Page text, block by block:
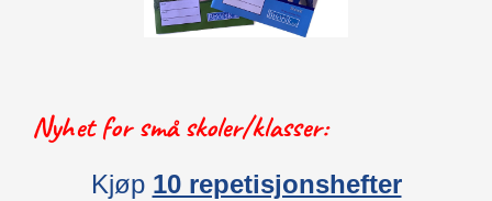
Nyhet for små skoler/klasser:
Kjøp 10 repetisjonshefter